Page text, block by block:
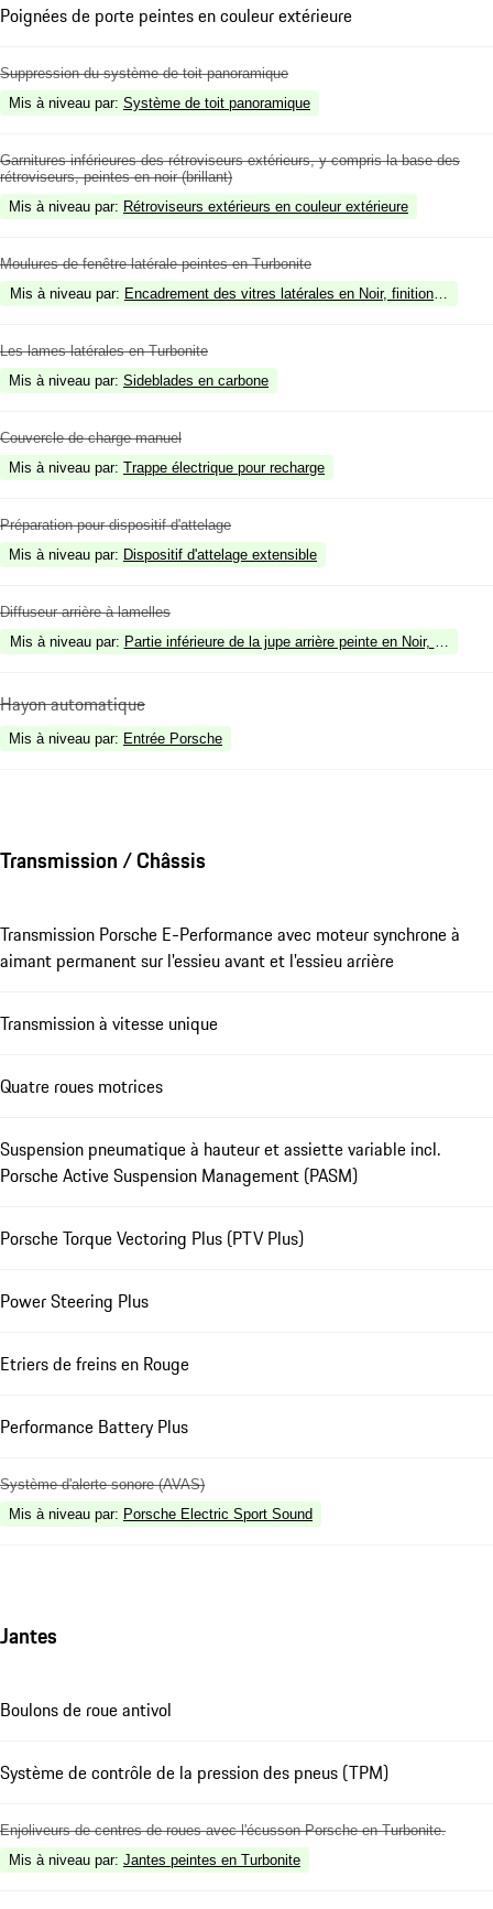
Poignées de porte peintes en couleur extérieure
Suppression du système de toit panoramique
Mis à niveau par: Système de toit panoramique
Garnitures inférieures des rétroviseurs extérieurs, y compris la base des
rétroviseurs, peintes en noir (brillant)
Mis à niveau par: Rétroviseurs extérieurs en couleur extérieure
Moulures de fenêtre latérale peintes en Turbonite
Mis à niveau par: Encadrement des vitres latérales en Noir, finition brillante
Les lames latérales en Turbonite
Mis à niveau par: Sideblades en carbone
Couvercle de charge manuel
Mis à niveau par: Trappe électrique pour recharge
Préparation pour dispositif d'attelage
Mis à niveau par: Dispositif d'attelage extensible
Diffuseur arrière à lamelles
Mis à niveau par: Partie inférieure de la jupe arrière peinte en Noir, finition
Hayon automatique
Mis à niveau par: Entrée Porsche
Transmission / Châssis
Transmission Porsche E-Performance avec moteur synchrone à
aimant permanent sur l'essieu avant et l'essieu arrière
Transmission à vitesse unique
Quatre roues motrices
Suspension pneumatique à hauteur et assiette variable incl.
Porsche Active Suspension Management (PASM)
Porsche Torque Vectoring Plus (PTV Plus)
Power Steering Plus
Etriers de freins en Rouge
Performance Battery Plus
Système d'alerte sonore (AVAS)
Mis à niveau par: Porsche Electric Sport Sound
Jantes
Boulons de roue antivol
Système de contrôle de la pression des pneus (TPM)
Enjoliveurs de centres de roues avec l'écusson Porsche en Turbonite.
Mis à niveau par: Jantes peintes en Turbonite